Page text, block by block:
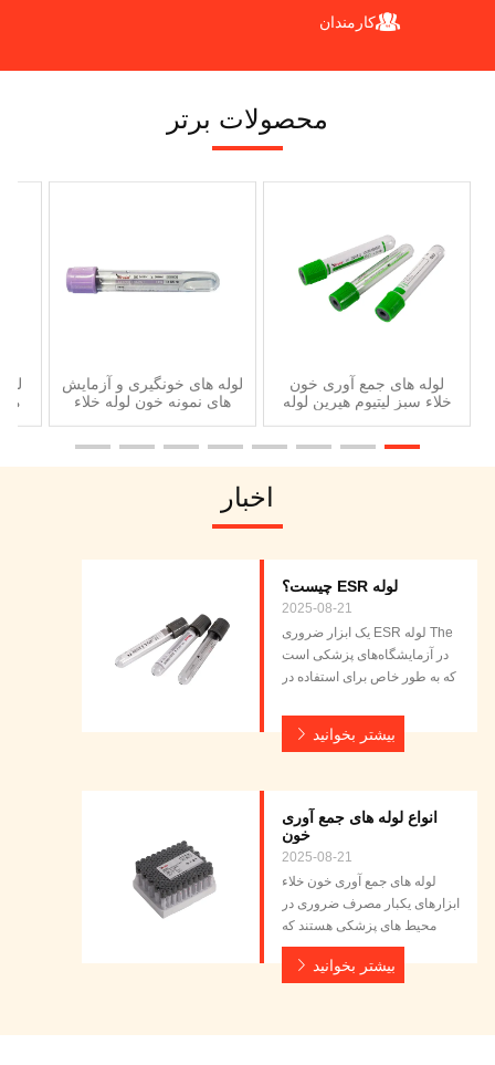
کارمندان
محصولات برتر
لوله های جمع آوری خون
خلاء سبز لیتیوم هپرین لوله
لوله های خونگیری و آزمایش
های نمونه خون لوله خلاء
اخبار
لوله ESR چيست؟
2025-08-21
The لوله ESR یک ابزار ضروری
در آزمایشگاه‌های پزشکی است
که به طور خاص برای استفاده در
طراحی شده است، که سرعت
در یک بازه زمانی اندازه‌گیری
می‌کنند. این آزمایش برای
تشخیص و نظارت بر شرایط
التهابی، عفونت‌ها و بیماری‌های
خودایمن...
بیشتر بخوانید
انواع لوله های جمع آوری
خون
2025-08-21
لوله های جمع آوری خون خلاء
ابزارهای یکبار مصرف ضروری در
محیط های پزشکی هستند که
برای جمع آوری خون کمی دقیق
طراحی شده اند. این لوله ها که
دلیل سهولت استفاده، تمیزی،
بیشتر بخوانید